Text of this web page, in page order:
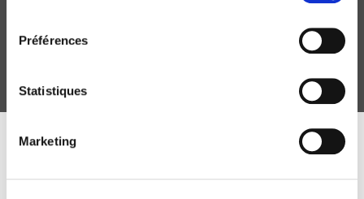
Préférences
Statistiques
Marketing
DISCOVER OUR JOURNALS